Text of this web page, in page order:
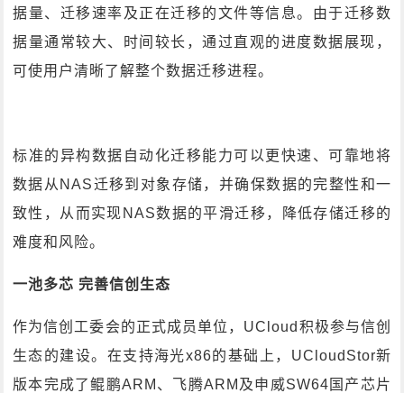
据量、迁移速率及正在迁移的文件等信息。由于迁移数
据量通常较大、时间较长，通过直观的进度数据展现，
可使用户清晰了解整个数据迁移进程。
标准的异构数据自动化迁移能力可以更快速、可靠地将
数据从NAS迁移到对象存储，并确保数据的完整性和一
致性，从而实现NAS数据的平滑迁移，降低存储迁移的
难度和风险。
一池多芯 完善信创生态
作为信创工委会的正式成员单位，UCloud积极参与信创
生态的建设。在支持海光x86的基础上，UCloudStor新
版本完成了鲲鹏ARM、飞腾ARM及申威SW64国产芯片